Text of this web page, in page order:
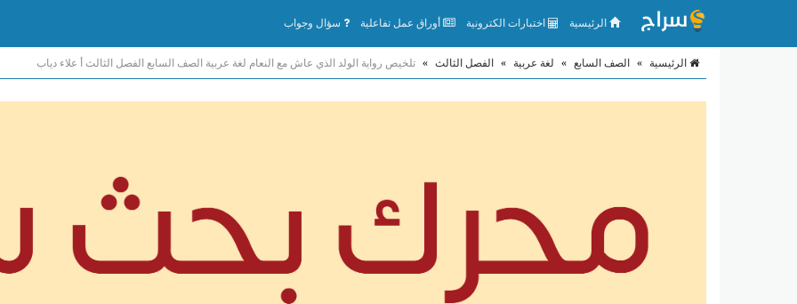
الرئيسية اختبارات الكترونية أوراق عمل تفاعلية سؤال وجواب
الرئيسية » الصف السابع » لغة عربية » الفصل الثالث » تلخيص رواية الولد الذي عاش مع النعام لغة عربية الصف السابع الفصل الثالث أ علاء دياب